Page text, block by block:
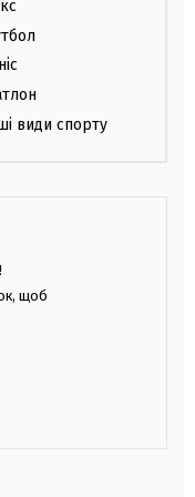
види спорту
щоб